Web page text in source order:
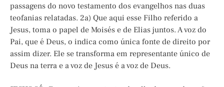
passagens do novo testamento dos evangelhos nas duas
teofanias relatadas. 2a) Que aqui esse Filho referido a
Jesus, toma o papel de Moisés e de Elias juntos. A voz do
Pai, que é Deus, o indica como única fonte de direito por
assim dizer. Ele se transforma em representante único de
Deus na terra e a voz de Jesus é a voz de Deus.